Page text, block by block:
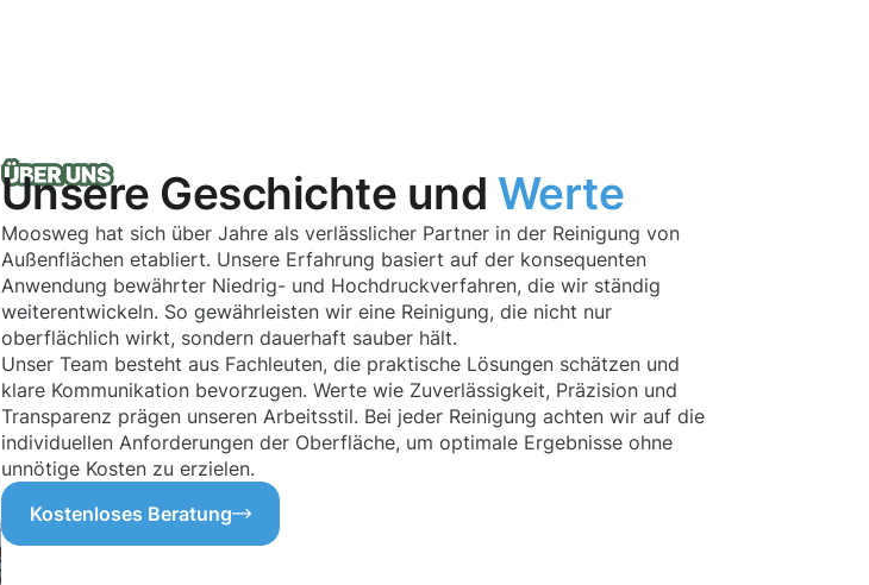
Unsere Geschichte und Werte
Moosweg hat sich über Jahre als verlässlicher Partner in der Reinigung von
Außenflächen etabliert. Unsere Erfahrung basiert auf der konsequenten
Anwendung bewährter Niedrig- und Hochdruckverfahren, die wir ständig
weiterentwickeln. So gewährleisten wir eine Reinigung, die nicht nur
oberflächlich wirkt, sondern dauerhaft sauber hält.
Unser Team besteht aus Fachleuten, die praktische Lösungen schätzen und
klare Kommunikation bevorzugen. Werte wie Zuverlässigkeit, Präzision und
Transparenz prägen unseren Arbeitsstil. Bei jeder Reinigung achten wir auf die
individuellen Anforderungen der Oberfläche, um optimale Ergebnisse ohne
unnötige Kosten zu erzielen.
Kostenloses Beratung